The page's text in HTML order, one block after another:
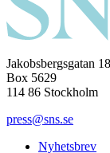
Jakobsbergsgatan 18
Box 5629
114 86 Stockholm
press@sns.se
Nyhetsbrev